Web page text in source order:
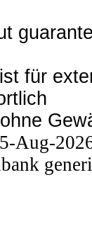
für
Aug-